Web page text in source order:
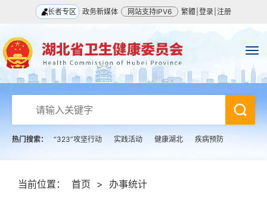
长者专区 政务新媒体 网站支持IPV6 繁體 登录 注册
热门搜索： “323”攻坚行动 实践活动 健康湖北 疾病预防
当前位置： 首页 > 办事统计